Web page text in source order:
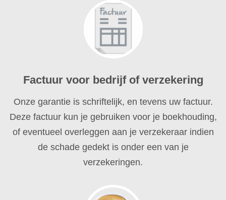
Factuur voor bedrijf of verzekering
Onze garantie is schriftelijk, en tevens uw factuur.
Deze factuur kun je gebruiken voor je boekhouding,
of eventueel overleggen aan je verzekeraar indien
de schade gedekt is onder een van je
verzekeringen.